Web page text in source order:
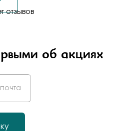
отзывов
об акциях